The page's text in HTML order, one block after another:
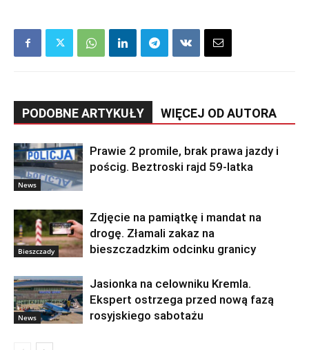
PODOBNE ARTYKUŁY WIĘCEJ OD AUTORA
News
Prawie 2 promile, brak prawa jazdy i
pościg. Beztroski rajd 59-latka
Bieszczady
Zdjęcie na pamiątkę i mandat na
drogę. Złamali zakaz na
bieszczadzkim odcinku granicy
News
Jasionka na celowniku Kremla.
Ekspert ostrzega przed nową fazą
rosyjskiego sabotażu